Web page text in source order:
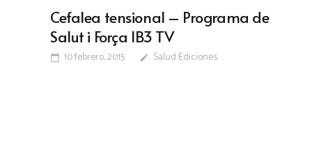
Cefalea tensional – Programa de
Salut i Força IB3 TV
calendar_today 10 febrero, 2015 edit Salud Ediciones